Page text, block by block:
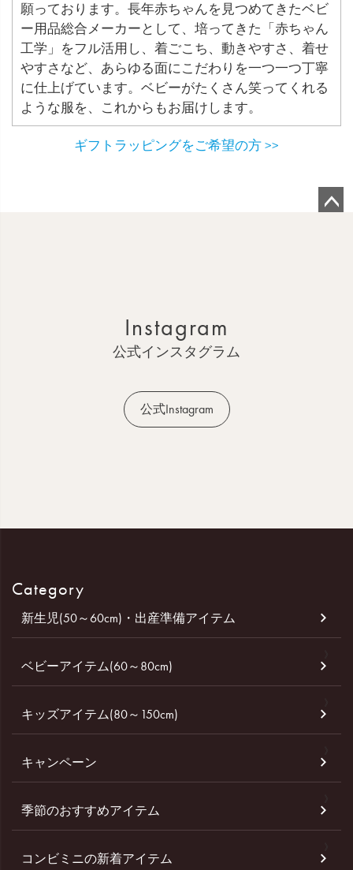
願っております。長年赤ちゃんを見つめてきたベビ
ー用品総合メーカーとして、培ってきた「赤ちゃん
工学」をフル活用し、着ごこち、動きやすさ、着せ
やすさなど、あらゆる面にこだわりを一つ一つ丁寧
に仕上げています。ベビーがたくさん笑ってくれる
ような服を、これからもお届けします。
ギフトラッピングをご希望の方 >>
Instagram
公式インスタグラム
公式Instagram
Category
新生児(50～60cm)・出産準備アイテム
ベビーアイテム(60～80cm)
キッズアイテム(80～150cm)
キャンペーン
季節のおすすめアイテム
コンビミニの新着アイテム